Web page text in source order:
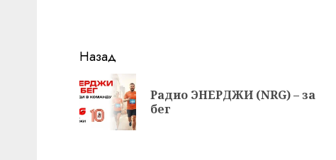
Навигация
записи
Назад
Радио ЭНЕРДЖИ (NRG) – за
бег